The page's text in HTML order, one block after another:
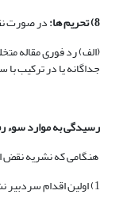
8) تحریم ها
:در صورت
جداگانه یا در ترکیب
رسیدگی به موارد سوء
هنگامی که نشریه نقض
1) اولین اقدام سردبیر نشریه اطلاع‌رسانی به هییت تحریریه نشریه از طریق تهیه نسخه‌هایی از مطالب مربوطه و پیش‌نویس نامه به نویسنده مربوطه است که خواستار توضیح به روش غیرقضاوتی است.